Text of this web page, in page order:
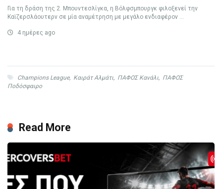
Για τη δράση της 2. Μπουντεσλίγκα, η Βόλφσμπουργκ φιλοξενεί την
Καϊζερσλάουτερν σε μία αναμέτρηση με μεγάλο ενδιαφέρον ...
4 ημέρες ago
Champions League, Καιράτ Αλμάτι, ΠΑΦΟΣ Κανάλι, ΠΑΦΟΣ
Ποδόσφαιρο
Read More